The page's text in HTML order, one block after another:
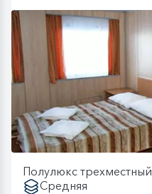
Полулюкс трехместный
Средняя